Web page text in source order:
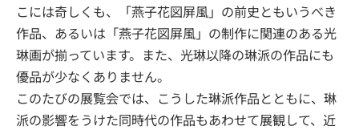
こには奇しくも、「燕子花図屏風」の前史ともいうべき
作品、あるいは「燕子花図屏風」の制作に関連のある光
琳画が揃っています。また、光琳以降の琳派の作品にも
優品が少なくありません。
このたびの展覧会では、こうした琳派作品とともに、琳
派の影響をうけた同時代の作品もあわせて展観して、近